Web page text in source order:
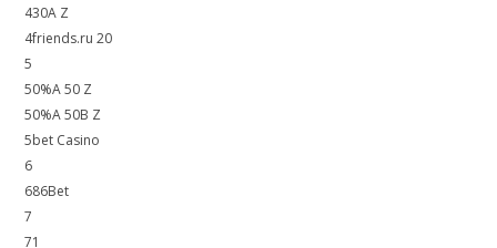
430A Z
4friends.ru 20
5
50%A 50 Z
50%A 50B Z
5bet Casino
6
686Bet
7
71